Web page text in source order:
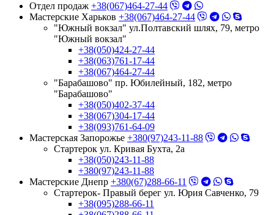
Отдел продаж +38(067)464-27-44
Мастерские Харьков +38(067)464-27-44
"Южный вокзал" ул.Полтавский шлях, 79, метро
"Южный вокзал"
+38(050)424-27-44
+38(063)761-17-44
+38(067)464-27-44
"Барабашово" пр. Юбилейный, 182, метро
"Барабашово"
+38(050)402-37-44
+38(067)304-17-44
+38(093)761-64-09
Мастерская Запорожье +380(97)243-11-88
Стартерок ул. Кривая Бухта, 2а
+38(050)243-11-88
+380(97)243-11-88
Мастерские Днепр +380(67)288-66-11
Стартерок- Правый берег ул. Юрия Савченко, 79
+38(095)288-66-11